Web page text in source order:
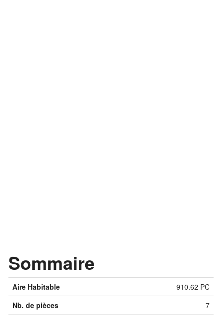
Sommaire
Aire Habitable
910.62 PC
Nb. de pièces
7